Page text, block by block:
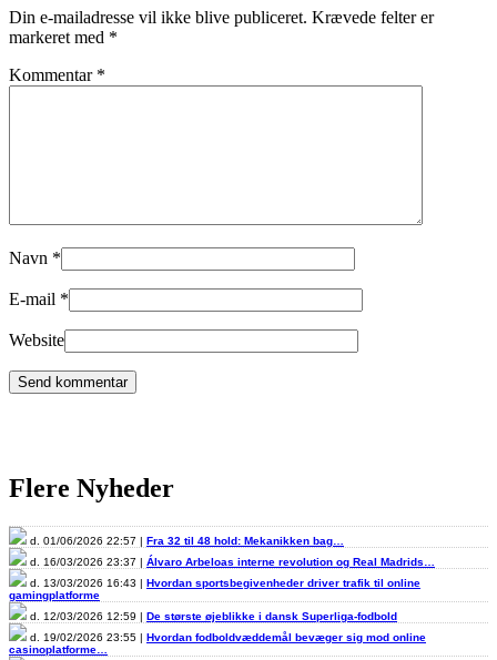
Din e-mailadresse vil ikke blive publiceret. Krævede felter er
markeret med *
Kommentar *
Navn *
E-mail *
Website
Flere Nyheder
d. 01/06/2026 22:57 | Fra 32 til 48 hold: Mekanikken bag…
d. 16/03/2026 23:37 | Álvaro Arbeloas interne revolution og Real Madrids…
d. 13/03/2026 16:43 | Hvordan sportsbegivenheder driver trafik til online
gamingplatforme
d. 12/03/2026 12:59 | De største øjeblikke i dansk Superliga-fodbold
d. 19/02/2026 23:55 | Hvordan fodboldvæddemål bevæger sig mod online
casinoplatforme…